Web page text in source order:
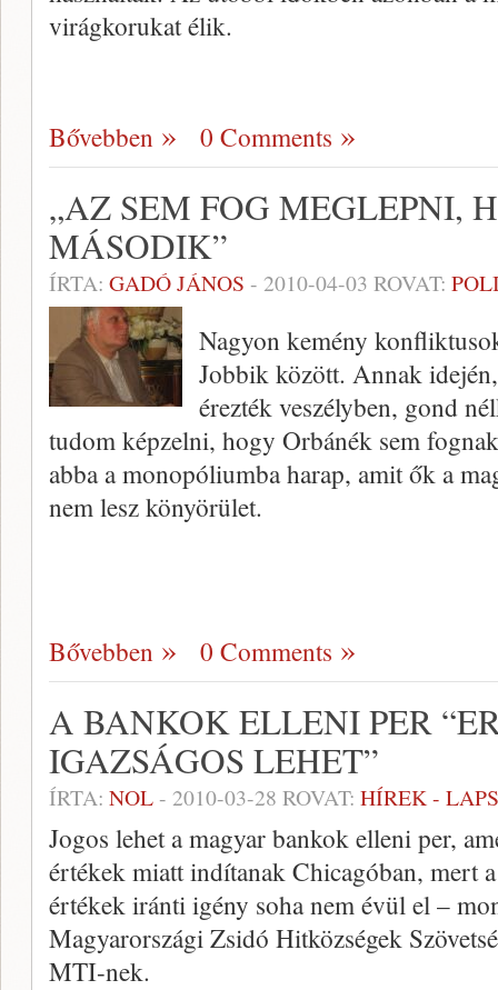
virágkorukat élik.
Bővebben 0 Comments
„AZ SEM FOG MEGLEPNI,
MÁSODIK”
ÍRTA: GADÓ JÁNOS - 2010-04-03 ROVAT:
Nagyon kemény
Jobbik között. Annak
érezték veszélyben, gond
tudom képzelni, hogy Orbánék sem
abba a monopóliumba harap, amit ők a
nem lesz könyörület.
Bővebben 0 Comments
A BANKOK ELLENI PER
IGAZSÁGOS LEHET”
ÍRTA: NOL- 2010-03-28 ROVAT: HÍREK -
Jogos lehet a magyar bankok elleni per,
értékek miatt indítanak Chicagóban, mert
értékek iránti igény soha nem évül el –
Magyarországi Zsidó Hitközségek
MTI-nek.